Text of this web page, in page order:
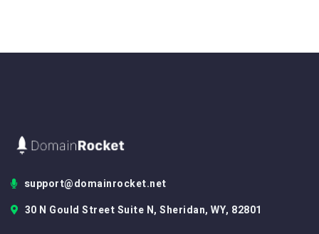
support@domainrocket.net
30 N Gould Street Suite N, Sheridan, WY, 82801